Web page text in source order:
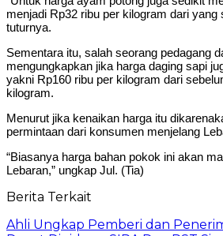
menjadi Rp32 ribu per kilogram dari yang
tuturnya.
Sementara itu, salah seorang pedagang
mengungkapkan jika harga daging sapi
yakni Rp160 ribu per kilogram dari
kilogram.
Menurut jika kenaikan harga itu
permintaan dari konsumen menjelang
“Biasanya harga bahan pokok ini akan
Lebaran,” ungkap Jul. (Tia)
Berita Terkait
Ahli Ungkap Pemberi dan